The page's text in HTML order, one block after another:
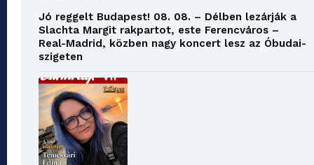
Jó reggelt Budapest! 08. 08. – Délben lezárják a
Slachta Margit rakpartot, este Ferencváros –
Real-Madrid, közben nagy koncert lesz az Óbudai-
szigeten